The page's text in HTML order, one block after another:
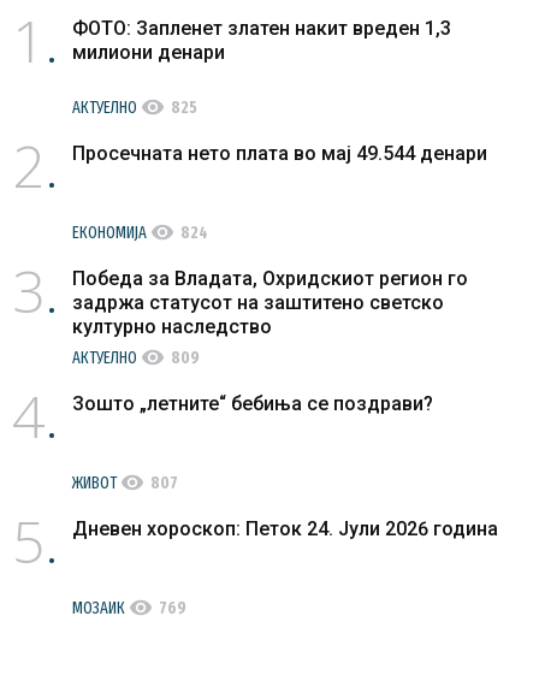
1
ФОТО: Запленет златен накит вреден 1,3
милиони денари
АКТУЕЛНО visibility 825
2 Просечната нето плата во мај 49.544 денари
ЕКОНОМИЈА visibility 824
3
Победа за Владата, Охридскиот регион го
задржа статусот на заштитено светско
културно наследство
АКТУЕЛНО visibility 809
4 Зошто „летните“ бебиња се поздрави?
ЖИВОТvisibility 807
5 Дневен хороскоп: Петок 24. Јули 2026 година
МОЗАИК visibility 769